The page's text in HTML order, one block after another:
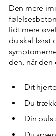
Den mere
lidt mere
du skal først
den, når den
Dit
Du
Din puls